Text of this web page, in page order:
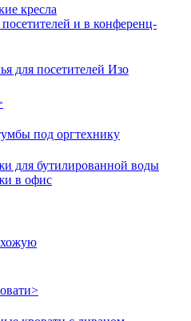
кресла
посетителей и в конференц-
для посетителей Изо
под оргтехнику
для бутилированной воды
в офис
>